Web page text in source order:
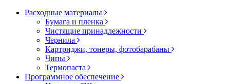
Расходные материалы
Бумага и пленка
Чистящие принадлежности
Чернила
Картриджи, тонеры, фотобарабаны
Чипы
Термопаста
Программное обеспечение